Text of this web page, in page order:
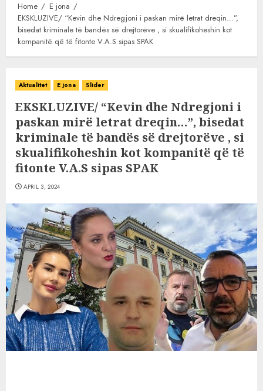
Home
E jona
EKSKLUZIVE/ “Kevin dhe Ndregjoni i paskan mirë letrat dreqin…”,
bisedat kriminale të bandës së drejtorëve , si skualifikoheshin kot
kompanitë që të fitonte V.A.S sipas SPAK
Aktualitet E jona Slider
EKSKLUZIVE/ “Kevin dhe Ndregjoni i
paskan mirë letrat dreqin…”, bisedat
kriminale të bandës së drejtorëve , si
skualifikoheshin kot kompanitë që të
fitonte V.A.S sipas SPAK
APRIL 3, 2024